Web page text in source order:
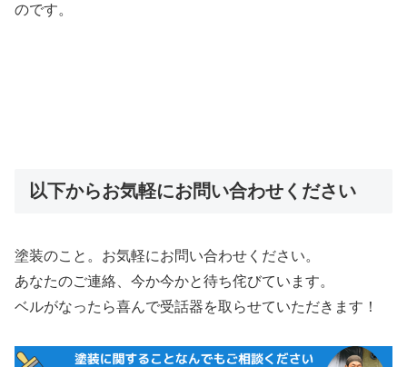
のです。
以下からお気軽にお問い合わせください
塗装のこと。お気軽にお問い合わせください。
あなたのご連絡、今か今かと待ち侘びています。
ベルがなったら喜んで受話器を取らせていただきます！